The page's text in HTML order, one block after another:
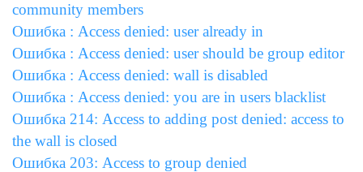
community members
Ошибка : Access denied: user already in
Ошибка : Access denied: user should be group editor
Ошибка : Access denied: wall is disabled
Ошибка : Access denied: you are in users blacklist
Ошибка 214: Access to adding post denied: access to
the wall is closed
Ошибка 203: Access to group denied